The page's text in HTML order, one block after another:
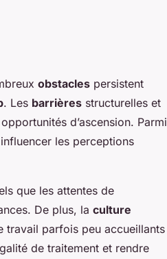
obstacles persistent
. Les barrières structurelles et
d’ascension. Parmi
les perceptions
que les attentes de
De plus, la culture
travail parfois peu accueillants
de traitement et rendre